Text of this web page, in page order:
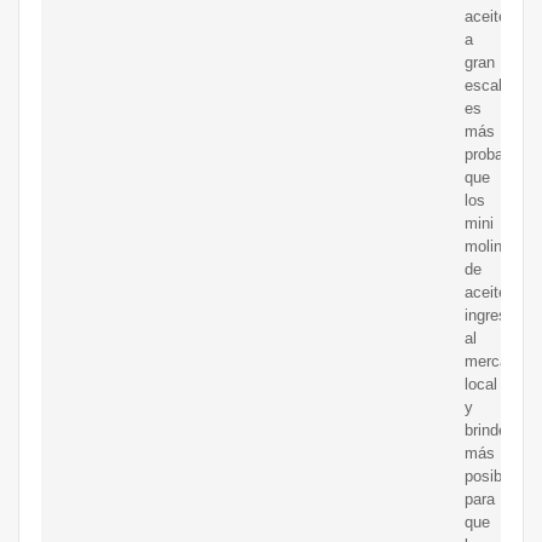
aceite
a
gran
escala,
es
más
probable
que
los
mini
molinos
de
aceite
ingresen
al
mercado
local
y
brinden
más
para
que